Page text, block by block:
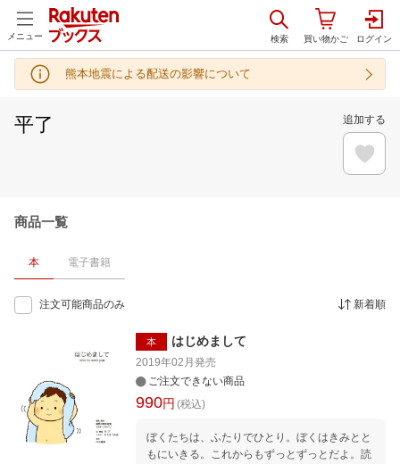
メニュー
熊本地震による配送の影響について
平了 追加する
商品一覧
本 電子書籍
注文可能商品のみ 新着順
本 はじめまして
2019年02月 発売
ご注文できない商品
990円 (税込)
ぼくたちは、ふたりでひとり。ぼくはきみとと
もにいきる。これからもずっとずっとだよ。読